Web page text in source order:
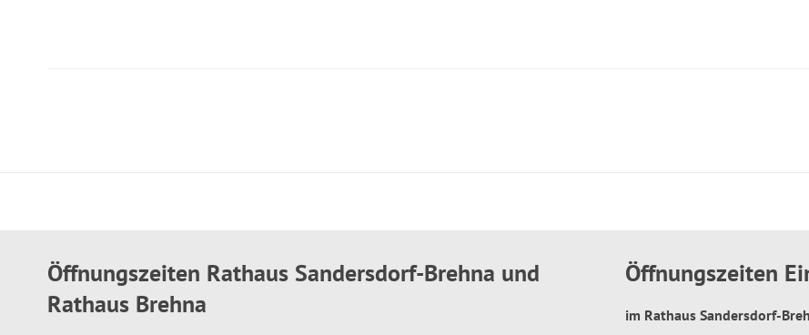
Öffnungszeiten Rathaus Sandersdorf-Brehna und
Rathaus Brehna
Öffnungszeiten
im Rathaus Sandersdorf-